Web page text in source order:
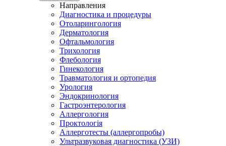
Направления
Диагностика и процедуры
Отоларингология
Дерматология
Офтальмология
Трихология
Флебология
Гинекология
Травматология и ортопедия
Урология
Эндокринология
Гастроэнтерология
Аллергология
Проктологія
Аллерготесты (аллергопробы)
Ультразвуковая диагностика (УЗИ)